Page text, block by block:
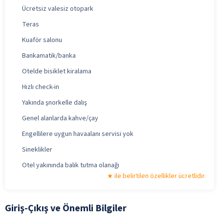
Ücretsiz valesiz otopark
Teras
Kuaför salonu
Bankamatik/banka
Otelde bisiklet kiralama
Hızlı check-in
Yakında şnorkelle dalış
Genel alanlarda kahve/çay
Engellilere uygun havaalanı servisi yok
Sineklikler
Otel yakınında balık tutma olanağı
ile belirtilen özellikler ücretlidir.
Giriş-Çıkış ve Önemli Bilgiler